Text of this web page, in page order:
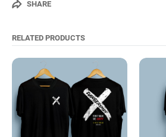
SHARE
RELATED PRODUCTS